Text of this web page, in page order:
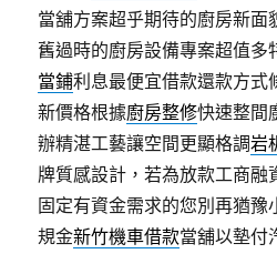
當舖方案超乎期待的廚房新面
舊過時的廚房設備專案超值多
當鋪利息最便宜借款還款方式
新價格根據廚房整修快速整間
辦精湛工藝讓空間更顯格調岩
牌質感設計，若為放款工商融
固定有資金需求的您別再猶豫
規金新竹機車借款當舖以墊付